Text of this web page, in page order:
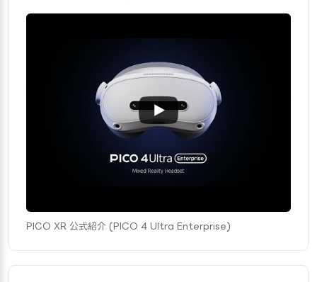
PICO XR 公式紹介 (PICO 4 Ultra Enterprise)